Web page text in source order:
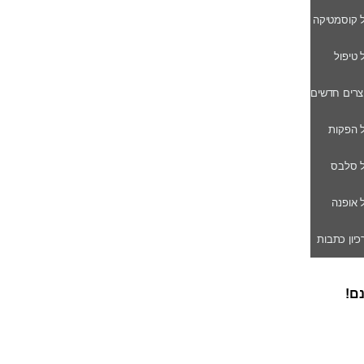
קוסמטיקה
טיפול
חדשים
הפקות
סלבס
אופנה
כתבות